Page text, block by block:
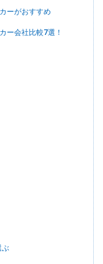
ーがおすすめ
ー会社比較7選！
ぶ